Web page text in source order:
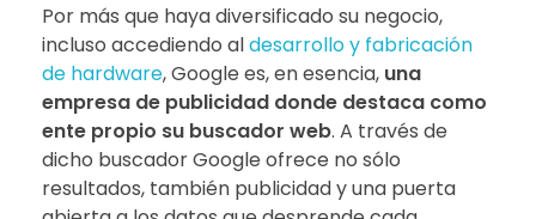
Por más que haya diversificado su negocio,
incluso accediendo aldesarrollo y fabricación
de hardware, Google es, en esencia, una
empresa de publicidad donde destaca como
ente propio su buscador web. A través de
dicho buscador Google ofrece no sólo
resultados, también publicidad y una puerta